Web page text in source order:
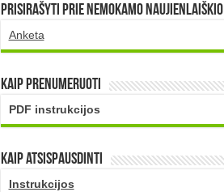
Prisirašyti prie nemokamo naujienlaiškio
Anketa
Kaip prenumeruoti
PDF instrukcijos
Kaip atsispausdinti
Instrukcijos